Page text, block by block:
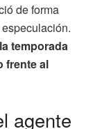
de forma
temporada
frente al
agente